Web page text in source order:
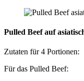
Pulled Beef auf
Zutaten für 4 Portionen:
Für das Pulled Beef: